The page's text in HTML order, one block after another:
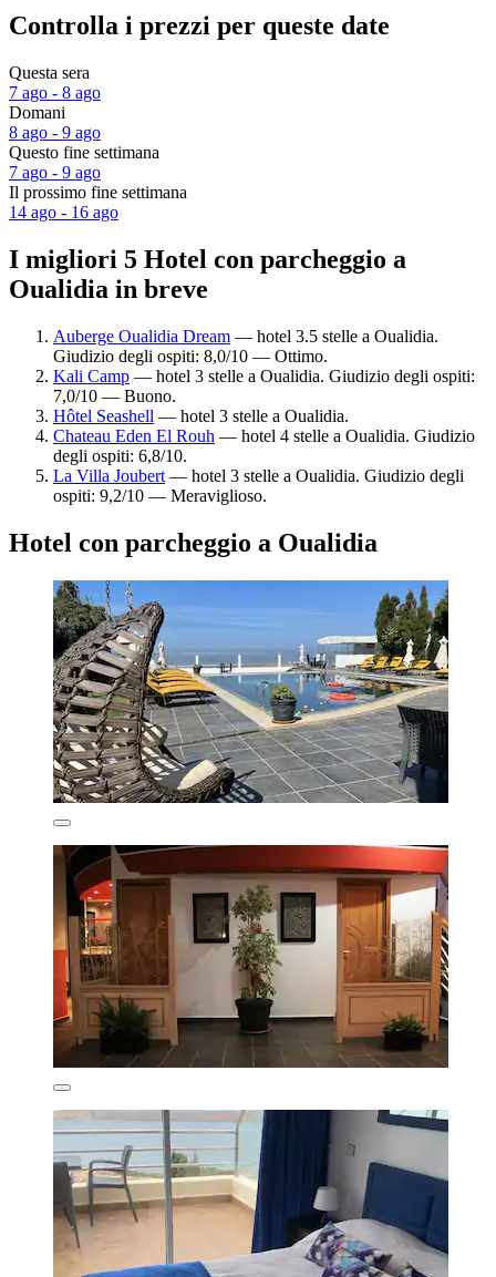
Controlla i prezzi per queste date
Questa sera
7 ago - 8 ago
Domani
8 ago - 9 ago
Questo fine settimana
7 ago - 9 ago
Il prossimo fine settimana
14 ago - 16 ago
I migliori 5 Hotel con parcheggio a
Oualidia in breve
Auberge Oualidia Dream — hotel 3.5 stelle a Oualidia.
Giudizio degli ospiti: 8,0/10 — Ottimo.
Kali Camp — hotel 3 stelle a Oualidia. Giudizio degli ospiti:
7,0/10 — Buono.
Hôtel Seashell — hotel 3 stelle a Oualidia.
Chateau Eden El Rouh — hotel 4 stelle a Oualidia. Giudizio
degli ospiti: 6,8/10.
La Villa Joubert — hotel 3 stelle a Oualidia. Giudizio degli
ospiti: 9,2/10 — Meraviglioso.
Hotel con parcheggio a Oualidia